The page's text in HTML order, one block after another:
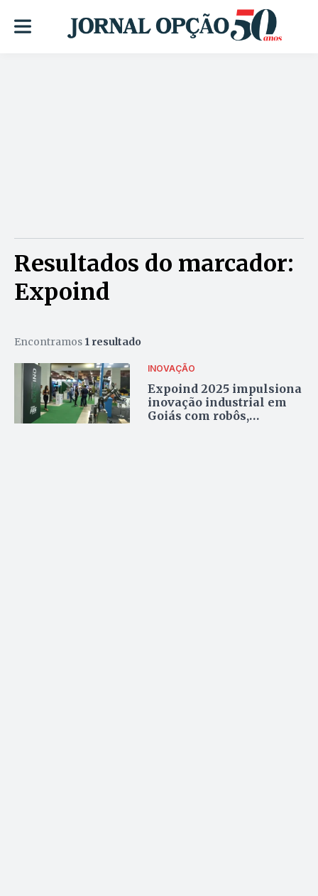
Resultados do marcador:
Expoind
Encontramos 1 resultado
INOVAÇÃO
Expoind 2025 impulsiona
inovação industrial em
Goiás com robôs,